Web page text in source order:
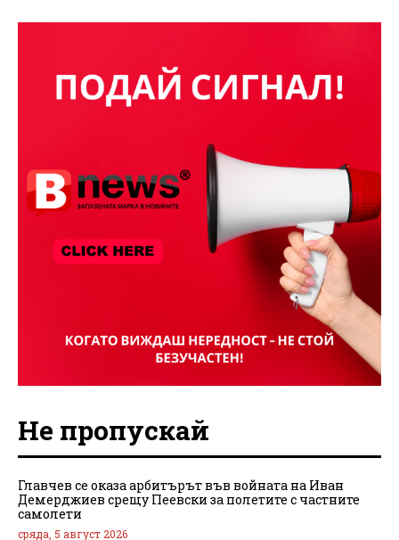
Не пропускай
Главчев се оказа арбитърът във войната на Иван
Демерджиев срещу Пеевски за полетите с частните
самолети
сряда, 5 август 2026